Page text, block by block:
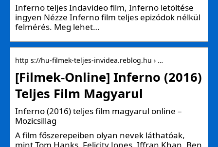
Inferno teljes Indavideo film, Inferno letöltése
ingyen Nézze Inferno film teljes epizódok nélkül
felmérés. Meg lehet…
http s://hu-filmek-teljes-invidea.reblog.hu › …
[Filmek-Online] Inferno (2016)
Teljes Film Magyarul
Inferno (2016) teljes film magyarul online –
Mozicsillag
A film főszerepeiben olyan nevek láthatóak,
mint Tom Hanks, Felicity Jones, Iffran Khan, Ben